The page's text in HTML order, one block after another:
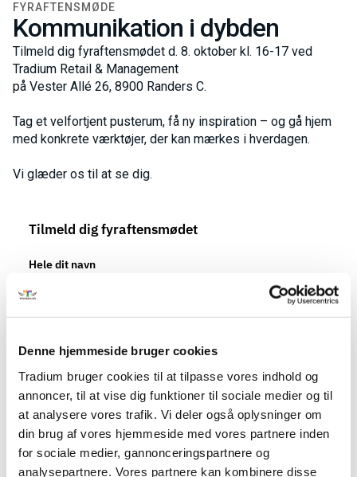
Denne hjemmeside bruger cookies
Tradium bruger cookies til at tilpasse vores indhold og
annoncer, til at vise dig funktioner til sociale medier og til
at analysere vores trafik. Vi deler også oplysninger om
din brug af vores hjemmeside med vores partnere inden
for sociale medier, gannonceringspartnere og
analysepartnere. Vores partnere kan kombinere disse
FYRAFTENSMØDE
Kommunikation i dybden
Tilmeld dig fyraftensmødet d. 8. oktober kl. 16-17 ved
Tradium Retail & Management
på Vester Allé 26, 8900 Randers C.
Tag et velfortjent pusterum, få ny inspiration – og gå hjem
med konkrete værktøjer, der kan mærkes i hverdagen.
Vi glæder os til at se dig.
Tilmeld dig fyraftensmødet
Hele dit navn
Email
Virksomhed